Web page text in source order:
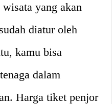
yang akan
diatur oleh
kamu bisa
dalam
Harga tiket penjor